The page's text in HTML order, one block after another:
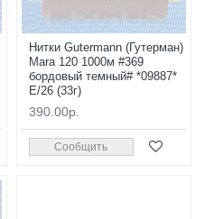
Нитки Gutermann (Гутерман)
Mara 120 1000м #369
бордовый темный# *09887*
E/26 (33г)
390.00р.
Сообщить